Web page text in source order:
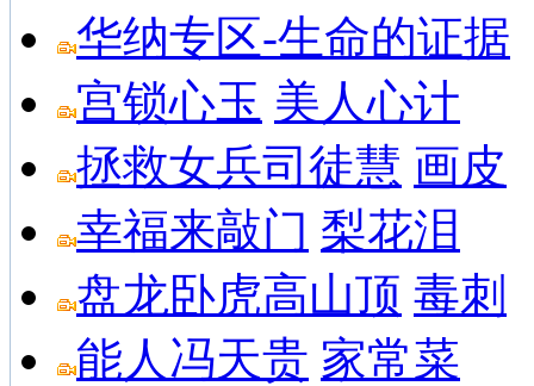
华纳专区-生命的证据
宫锁心玉 美人心计
拯救女兵司徒慧 画皮
幸福来敲门 梨花泪
盘龙卧虎高山顶 毒刺
能人冯天贵 家常菜